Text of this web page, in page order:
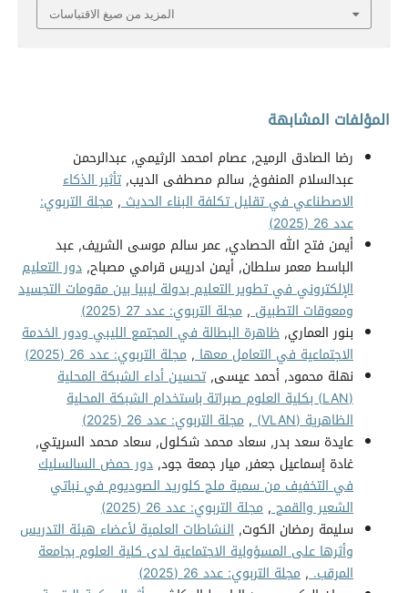
المزيد من صيغ الاقتباسات
المؤلفات المشابهة
رضا الصادق الرميح, عصام امحمد الرثيمي, عبدالرحمن
عبدالسلام المنفوخ, سالم مصطفى الديب, تأثير الذكاء
الاصطناعي في تقليل تكلفة البناء الحديث, مجلة التربوي:
عدد 26 (2025)
أيمن فتح الله الحصادي, عمر سالم موسى الشريف, عبد
الباسط معمر سلطان, أيمن ادريس قرامي مصباح, دور التعليم
الإلكتروني في تطوير التعليم بدولة ليبيا بين مقومات التجسيد
ومعوقات التطبيق, مجلة التربوي: عدد 27 (2025)
بنور العماري, ظاهرة البطالة في المجتمع الليبي ودور الخدمة
الاجتماعية في التعامل معها, مجلة التربوي: عدد 26 (2025)
نهلة محمود, أحمد عيسى, تحسين أداء الشبكة المحلية
(LAN) بكلية العلوم صبراتة باستخدام الشبكة المحلية
الظاهرية (VLAN)
, مجلة التربوي: عدد 26 (2025)
عايدة سعد بدر, سعاد محمد شكلول, سعاد محمد السريتي,
غادة إسماعيل جعفر, ميار جمعة جود, دور حمض السالسليك
في التخفيف من سمية ملح كلوريد الصوديوم في نباتي
الشعير والقمح, مجلة التربوي: عدد 26 (2025)
سليمة رمضان الكوت, النشاطات العلمية لأعضاء هيئة التدريس
وأثرها على المسؤولية الاجتماعية لدى كلية العلوم بجامعة
المرقب., مجلة التربوي: عدد 26 (2025)